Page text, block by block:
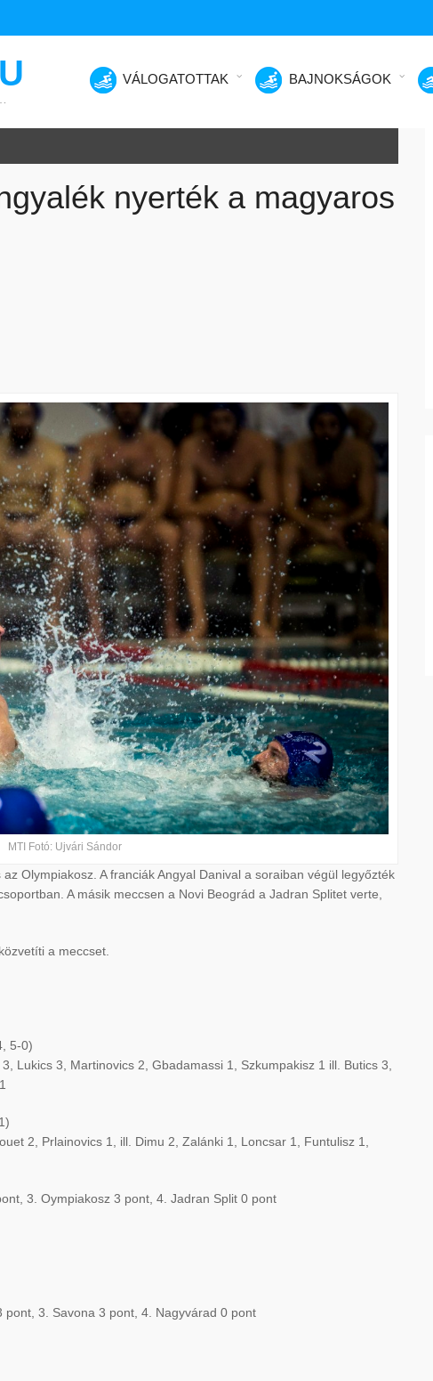
VÁLOGATOTTAK BAJNOKSÁGOK
nyerték a magyaros
MTI Fotó: Ujvári Sándor
Olympiakosz. A franciák Angyal Danival a soraiban végül legyőzték
A másik meccsen a Novi Beográd a Jadran Splitet verte,
a meccset.
5-0)
Lukics 3, Martinovics 2, Gbadamassi 1, Szkumpakisz 1 ill. Butics 3,
2, Prlainovics 1, ill. Dimu 2, Zalánki 1, Loncsar 1, Funtulisz 1,
3. Oympiakosz 3 pont, 4. Jadran Split 0 pont
3. Savona 3 pont, 4. Nagyvárad 0 pont